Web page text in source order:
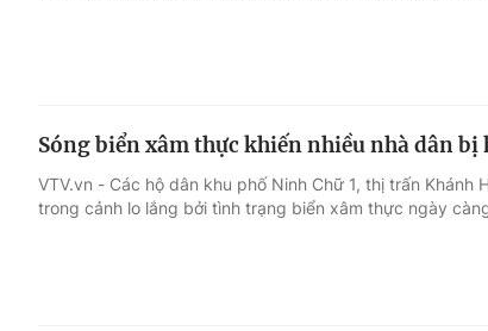
Sóng biển xâm thực khiến nhiều nhà dân bị
VTV.vn - Các hộ dân khu phố Ninh Chữ 1, thị trấn Khánh
trong cảnh lo lắng bởi tình trạng biển xâm thực ngày